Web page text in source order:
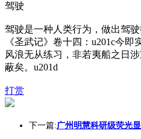
驾驶
驾驶是一种人类行为，做出驾
《圣武记》卷十四：u201c今即
风浪无从练习，非若夷船之日
蔽矣。u201d
打赏
下一篇:广州明慧科研级荧光